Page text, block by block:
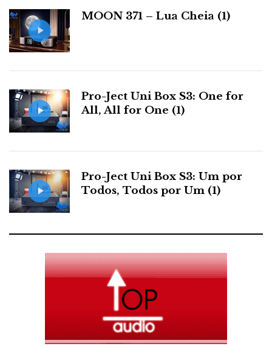
s
MOON 371 – Lua Cheia (1)
Pro-Ject Uni Box S3: One for
All, All for One (1)
Pro-Ject Uni Box S3: Um por
Todos, Todos por Um (1)